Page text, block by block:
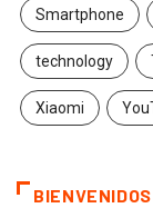
Smartphone
technology
Xiaomi
BIENVENIDOS